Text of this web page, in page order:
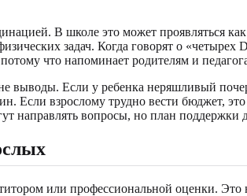
В школе это может проявляться
задач. Когда говорят о
что напоминает родителям и
выводы. Если у ребенка неряшливый
Если взрослому трудно вести бюджет,
вопросы, но план поддержки
или профессиональной оценки. Это